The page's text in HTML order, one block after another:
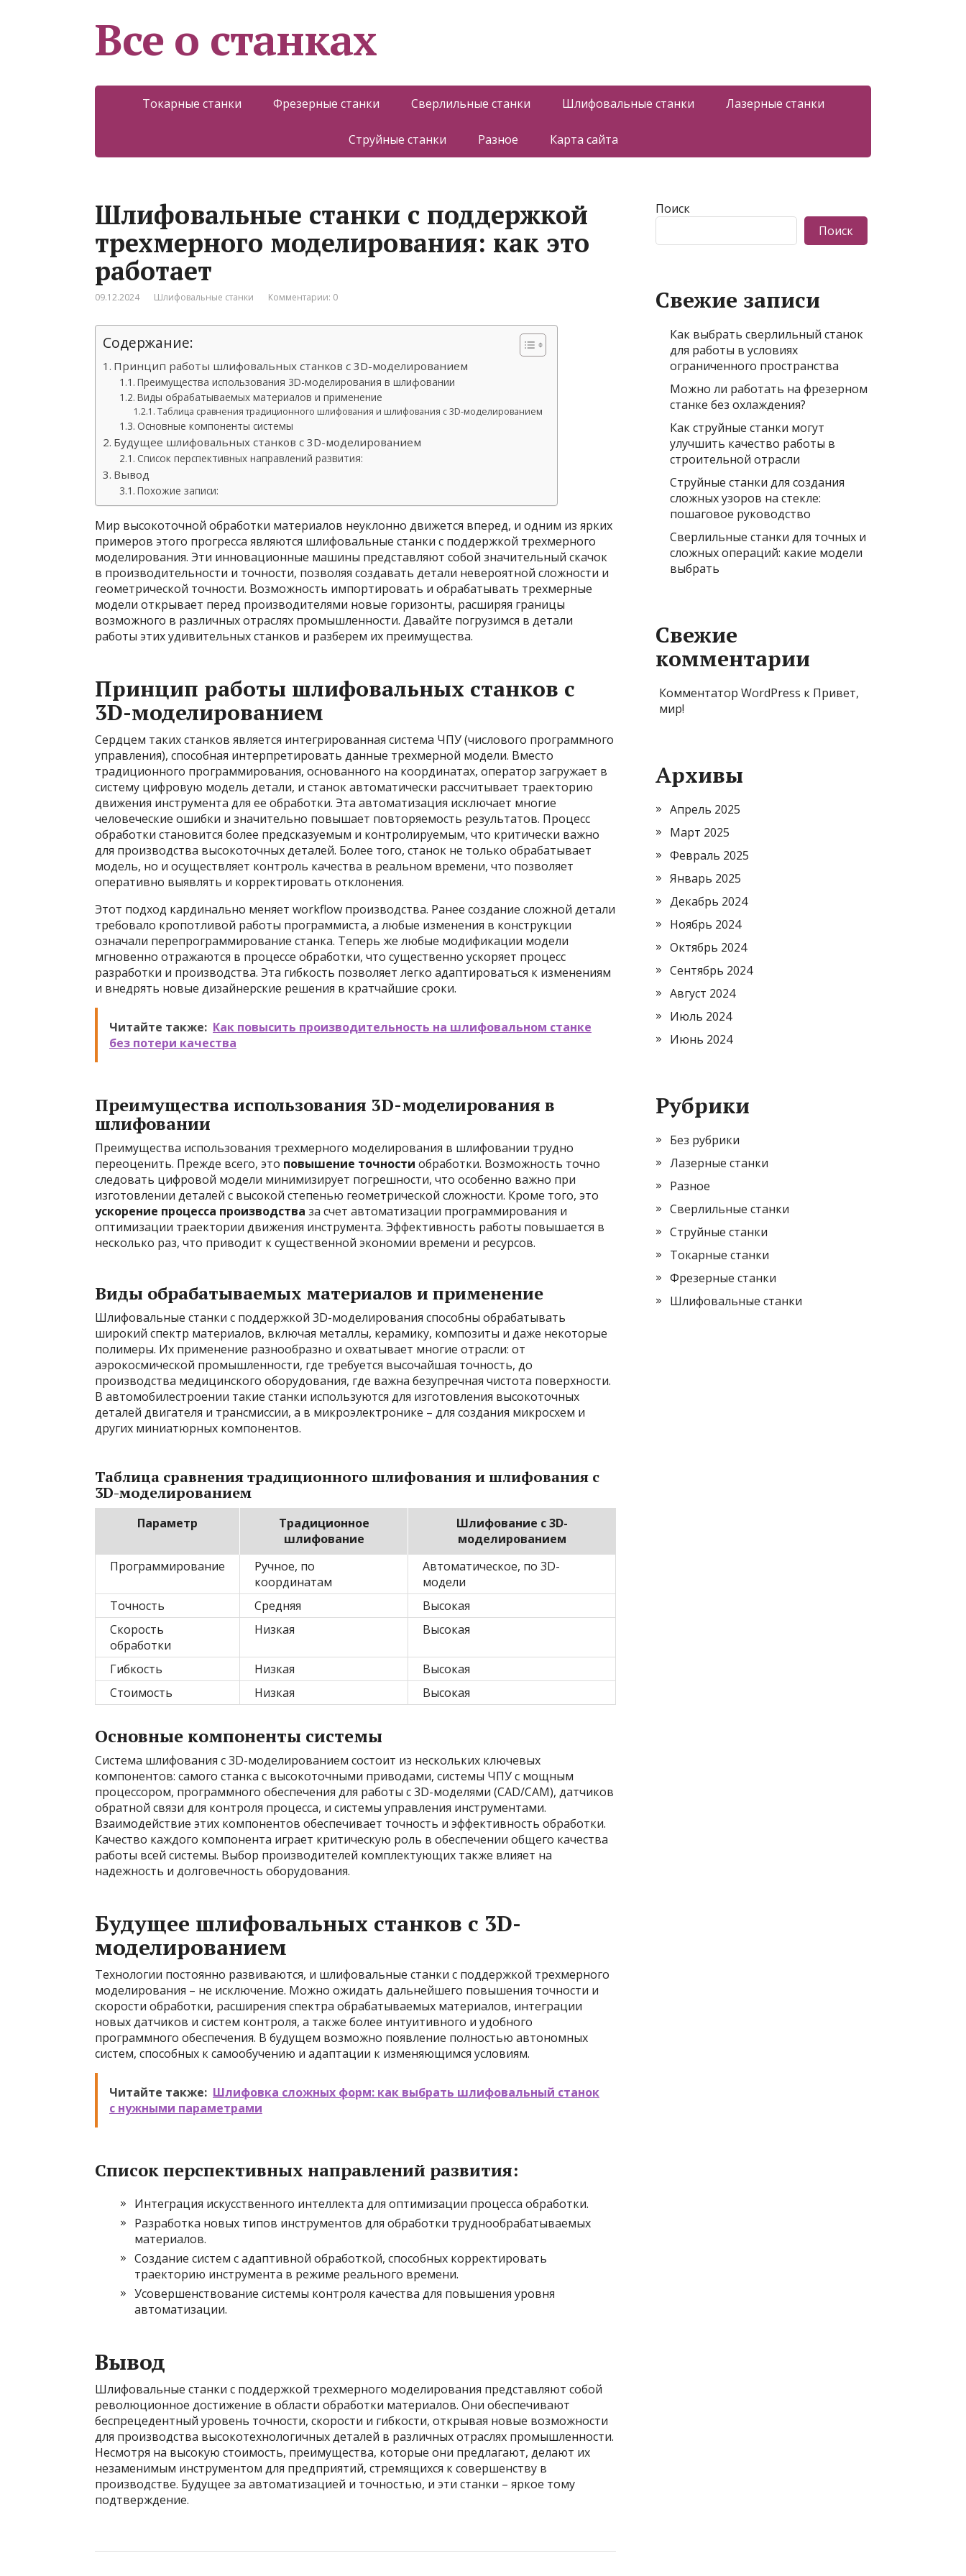
Все о станках
Токарные станки Фрезерные станки Сверлильные станки Шлифовальные станки Лазерные станки
Струйные станки Разное Карта сайта
Шлифовальные станки с поддержкой
трехмерного моделирования: как это
работает
09.12.2024 Шлифовальные станки Комментарии: 0
Содержание:
Принцип работы шлифовальных станков с 3D-моделированием
Преимущества использования 3D-моделирования в шлифовании
Виды обрабатываемых материалов и применение
Таблица сравнения традиционного шлифования и шлифования с 3D-моделированием
Основные компоненты системы
Будущее шлифовальных станков с 3D-моделированием
Список перспективных направлений развития:
Вывод
Похожие записи:
Мир высокоточной обработки материалов неуклонно движется вперед, и одним из ярких
примеров этого прогресса являются шлифовальные станки с поддержкой трехмерного
моделирования. Эти инновационные машины представляют собой значительный скачок
в производительности и точности, позволяя создавать детали невероятной сложности и
геометрической точности. Возможность импортировать и обрабатывать трехмерные
модели открывает перед производителями новые горизонты, расширяя границы
возможного в различных отраслях промышленности. Давайте погрузимся в детали
работы этих удивительных станков и разберем их преимущества.
Принцип работы шлифовальных станков с
3D-моделированием
Сердцем таких станков является интегрированная система ЧПУ (числового программного
управления), способная интерпретировать данные трехмерной модели. Вместо
традиционного программирования, основанного на координатах, оператор загружает в
систему цифровую модель детали, и станок автоматически рассчитывает траекторию
движения инструмента для ее обработки. Эта автоматизация исключает многие
человеческие ошибки и значительно повышает повторяемость результатов. Процесс
обработки становится более предсказуемым и контролируемым, что критически важно
для производства высокоточных деталей. Более того, станок не только обрабатывает
модель, но и осуществляет контроль качества в реальном времени, что позволяет
оперативно выявлять и корректировать отклонения.
Этот подход кардинально меняет workflow производства. Ранее создание сложной детали
требовало кропотливой работы программиста, а любые изменения в конструкции
означали перепрограммирование станка. Теперь же любые модификации модели
мгновенно отражаются в процессе обработки, что существенно ускоряет процесс
разработки и производства. Эта гибкость позволяет легко адаптироваться к изменениям
и внедрять новые дизайнерские решения в кратчайшие сроки.
Читайте также: Как повысить производительность на шлифовальном станке
без потери качества
Преимущества использования 3D-моделирования в
шлифовании
Преимущества использования трехмерного моделирования в шлифовании трудно
переоценить. Прежде всего, это повышение точности обработки. Возможность точно
следовать цифровой модели минимизирует погрешности, что особенно важно при
изготовлении деталей с высокой степенью геометрической сложности. Кроме того, это
ускорение процесса производства за счет автоматизации программирования и
оптимизации траектории движения инструмента. Эффективность работы повышается в
несколько раз, что приводит к существенной экономии времени и ресурсов.
Виды обрабатываемых материалов и применение
Шлифовальные станки с поддержкой 3D-моделирования способны обрабатывать
широкий спектр материалов, включая металлы, керамику, композиты и даже некоторые
полимеры. Их применение разнообразно и охватывает многие отрасли: от
аэрокосмической промышленности, где требуется высочайшая точность, до
производства медицинского оборудования, где важна безупречная чистота поверхности.
В автомобилестроении такие станки используются для изготовления высокоточных
деталей двигателя и трансмиссии, а в микроэлектронике – для создания микросхем и
других миниатюрных компонентов.
Таблица сравнения традиционного шлифования и шлифования с
3D-моделированием
Параметр
Традиционное
шлифование
Шлифование с 3D-
моделированием
Программирование
Ручное, по
координатам
Автоматическое, по 3D-
модели
Точность
Средняя
Высокая
Скорость
обработки
Низкая Высокая
Гибкость Низкая
Высокая
Стоимость
Низкая Высокая
Основные компоненты системы
Система шлифования с 3D-моделированием состоит из нескольких ключевых
компонентов: самого станка с высокоточными приводами, системы ЧПУ с мощным
процессором, программного обеспечения для работы с 3D-моделями (CAD/CAM), датчиков
обратной связи для контроля процесса, и системы управления инструментами.
Взаимодействие этих компонентов обеспечивает точность и эффективность обработки.
Качество каждого компонента играет критическую роль в обеспечении общего качества
работы всей системы. Выбор производителей комплектующих также влияет на
надежность и долговечность оборудования.
Будущее шлифовальных станков с 3D-
моделированием
Технологии постоянно развиваются, и шлифовальные станки с поддержкой трехмерного
моделирования – не исключение. Можно ожидать дальнейшего повышения точности и
скорости обработки, расширения спектра обрабатываемых материалов, интеграции
новых датчиков и систем контроля, а также более интуитивного и удобного
программного обеспечения. В будущем возможно появление полностью автономных
систем, способных к самообучению и адаптации к изменяющимся условиям.
Читайте также: Шлифовка сложных форм: как выбрать шлифовальный станок
с нужными параметрами
Список перспективных направлений развития:
Интеграция искусственного интеллекта для оптимизации процесса обработки.
Разработка новых типов инструментов для обработки труднообрабатываемых
материалов.
Создание систем с адаптивной обработкой, способных корректировать
траекторию инструмента в режиме реального времени.
Усовершенствование системы контроля качества для повышения уровня
автоматизации.
Вывод
Шлифовальные станки с поддержкой трехмерного моделирования представляют собой
революционное достижение в области обработки материалов. Они обеспечивают
беспрецедентный уровень точности, скорости и гибкости, открывая новые возможности
для производства высокотехнологичных деталей в различных отраслях промышленности.
Несмотря на высокую стоимость, преимущества, которые они предлагают, делают их
незаменимым инструментом для предприятий, стремящихся к совершенству в
производстве. Будущее за автоматизацией и точностью, и эти станки – яркое тому
подтверждение.
Поиск
Поиск
Свежие записи
Как выбрать сверлильный станок
для работы в условиях
ограниченного пространства
Можно ли работать на фрезерном
станке без охлаждения?
Как струйные станки могут
улучшить качество работы в
строительной отрасли
Струйные станки для создания
сложных узоров на стекле:
пошаговое руководство
Сверлильные станки для точных и
сложных операций: какие модели
выбрать
Свежие
комментарии
Комментатор WordPress к Привет,
мир!
Архивы
Апрель 2025
Март 2025
Февраль 2025
Январь 2025
Декабрь 2024
Ноябрь 2024
Октябрь 2024
Сентябрь 2024
Август 2024
Июль 2024
Июнь 2024
Рубрики
Без рубрики
Лазерные станки
Разное
Сверлильные станки
Струйные станки
Токарные станки
Фрезерные станки
Шлифовальные станки